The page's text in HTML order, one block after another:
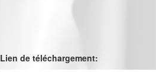
Lien de téléchargement: